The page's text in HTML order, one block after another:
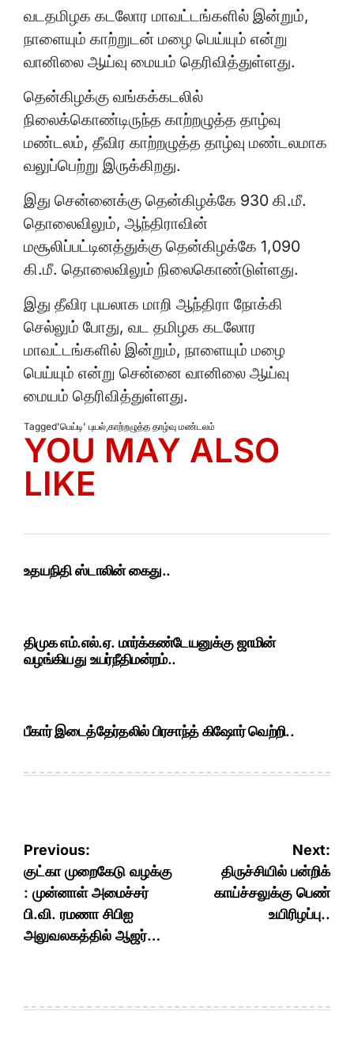
வடதமிழக கடலோர மாவட்டங்களில் இன்றும்,
நாளையும் காற்றுடன் மழை பெய்யும் என்று
வானிலை ஆய்வு மையம் தெரிவித்துள்ளது.
தென்கிழக்கு வங்கக்கடலில்
நிலைக்கொண்டிருந்த காற்றழுத்த தாழ்வு
மண்டலம், தீவிர காற்றழுத்த தாழ்வு மண்டலமாக
வலுப்பெற்று இருக்கிறது.
இது சென்னைக்கு தென்கிழக்கே 930 கி.மீ.
தொலைவிலும், ஆந்திராவின்
மசூலிப்பட்டினத்துக்கு தென்கிழக்கே 1,090
கி.மீ. தொலைவிலும் நிலைகொண்டுள்ளது.
இது தீவிர புயலாக மாறி ஆந்திரா நோக்கி
செல்லும் போது, வட தமிழக கடலோர
மாவட்டங்களில் இன்றும், நாளையும் மழை
பெய்யும் என்று சென்னை வானிலை ஆய்வு
மையம் தெரிவித்துள்ளது.
Tagged'பெய்டி' புயல்,காற்றழுத்த தாழ்வு மண்டலம்
YOU MAY ALSO
LIKE
உதயநிதி ஸ்டாலின் கைது..
திமுக எம்.எல்.ஏ. மார்க்கண்டேயனுக்கு ஜாமின்
வழங்கியது உயர்நீதிமன்றம்..
பீகார் இடைத்தேர்தலில் பிரசாந்த் கிஷோர் வெற்றி..
Post
navigation
Previous:
குட்கா முறைகேடு வழக்கு
: முன்னாள் அமைச்சர்
பி.வி. ரமணா சிபிஐ
அலுவலகத்தில் ஆஜர்…
Next:
திருச்சியில் பன்றிக்
காய்ச்சலுக்கு பெண்
உயிரிழப்பு..